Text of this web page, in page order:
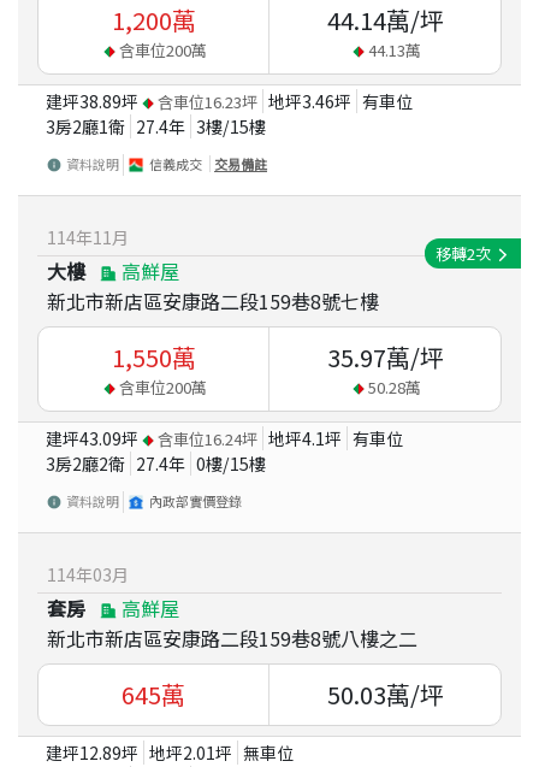
1,200萬
含車位200萬
44.14萬/坪
44.13萬
建坪38.89坪 含車位16.23坪 地坪3.46坪 有車位
3房2廳1衛 27.4年 3樓/15樓
資料說明 信義成交 交易備註
114年11 月
大樓
高鮮屋
新北市新店區安康路二段159巷8號七樓
移轉2次
1,550萬
含車位200萬
35.97萬/坪
50.28萬
建坪43.09坪 含車位16.24坪 地坪4.1坪 有車位
3房2廳2衛 27.4年 0樓/15樓
資料說明 內政部實價登錄
114年03月
套房
高鮮屋
新北市新店區安康路二段159巷8號八樓之二
645萬 50.03萬/坪
建坪12.89坪 地坪2.01坪 無車位